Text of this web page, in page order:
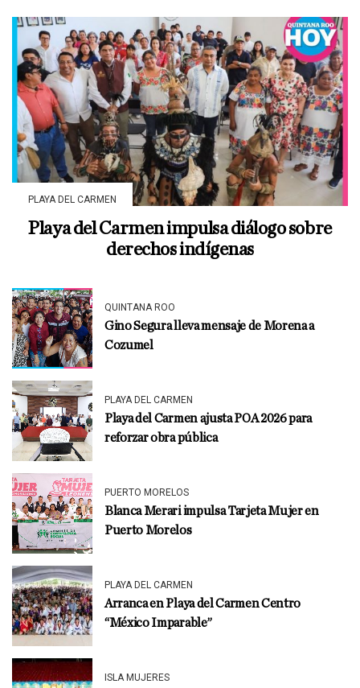
PLAYA DEL CARMEN
Playa del Carmen impulsa diálogo sobre
derechos indígenas
QUINTANA ROO
Gino Segura lleva mensaje de Morena a
Cozumel
PLAYA DEL CARMEN
Playa del Carmen ajusta POA 2026 para
reforzar obra pública
PUERTO MORELOS
Blanca Merari impulsa Tarjeta Mujer en
Puerto Morelos
PLAYA DEL CARMEN
Arranca en Playa del Carmen Centro
“México Imparable”
ISLA MUJERES